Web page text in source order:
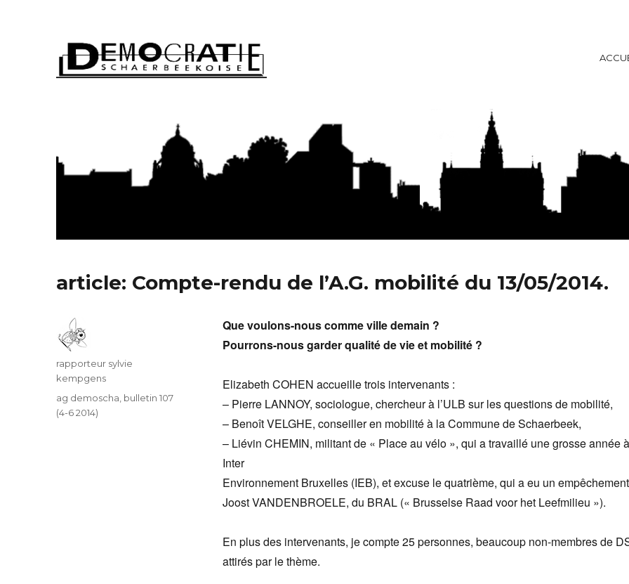
article: Compte-rendu de l’A.G. mobilité du 13/05/2014.
Que voulons-nous comme ville demain ?
Pourrons-nous garder qualité de vie et mobilité ?
Elizabeth COHEN accueille trois intervenants :
– Pierre LANNOY, sociologue, chercheur à l’ULB sur les questions de mobilité,
– Benoît VELGHE, conseiller en mobilité à la Commune de Schaerbeek,
– Liévin CHEMIN, militant de « Place au vélo », qui a travaillé une grosse année à
Inter
Environnement Bruxelles (IEB), et excuse le quatrième, qui a eu un
Joost VANDENBROELE, du BRAL (« Brusselse Raad voor het Leefmilieu »).
En plus des intervenants, je compte 25 personnes, beaucoup non-membres de
attirés par le thème.
Auteur
rapporteur sylvie
kempgens
Catégories
ag demoscha bulletin 107
(4-6 2014)